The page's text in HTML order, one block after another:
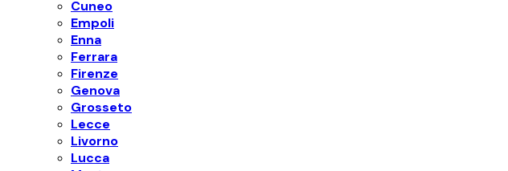
Cuneo
Empoli
Enna
Ferrara
Firenze
Genova
Grosseto
Lecce
Livorno
Lucca